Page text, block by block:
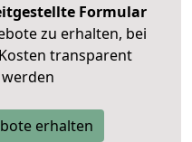
Formular
zu erhalten, bei
transparent
erhalten